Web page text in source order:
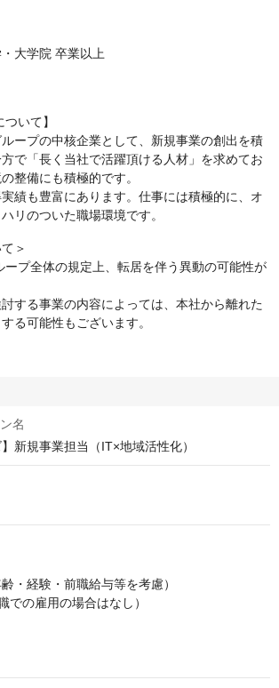
大学院 卒業以上
いて】
ループの中核企業として、新規事業の創出を積
で「長く当社で活躍頂ける人材」を求めてお
整備にも積極的です。
実績も豊富にあります。仕事には積極的に、オ
リのついた職場環境です。
＞
ープ全体の規定上、転居を伴う異動の可能性が
する事業の内容によっては、本社から離れた
る可能性もございます。
名
新規事業担当（IT×地域活性化）
・経験・前職給与等を考慮）
での雇用の場合はなし）